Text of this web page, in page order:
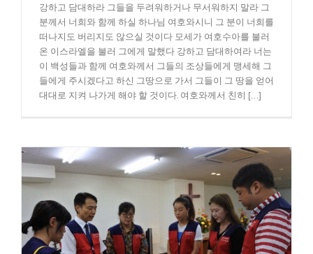
강하고 담대하라 그들을 두려워하거나 무서워하지 말라 그
분께서 너희와 함께 하실 하나님 여호와시니 그 분이 너희를
떠나지도 버리지도 않으실 것이다 모세가 여호수아를 불러
온 이스라엘을 불러 그에게 말했다 강하고 담대하여라 너는
이 백성들과 함께 여호와께서 그들의 조상들에게 맹세해 그
들에게 주시겠다고 하신 그땅으로 가서 그들이 그 땅을 얻어
대대로 지켜 나가게 해야 할 것이다. 여호와께서 친히 [...]